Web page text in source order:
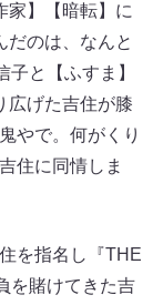
家】【暗転】に
だのは、なんと
子と【ふすま】
広げた吉住が膝
やで。何がくり
住に同情しま
を指名し『THE
を賭けてきた吉